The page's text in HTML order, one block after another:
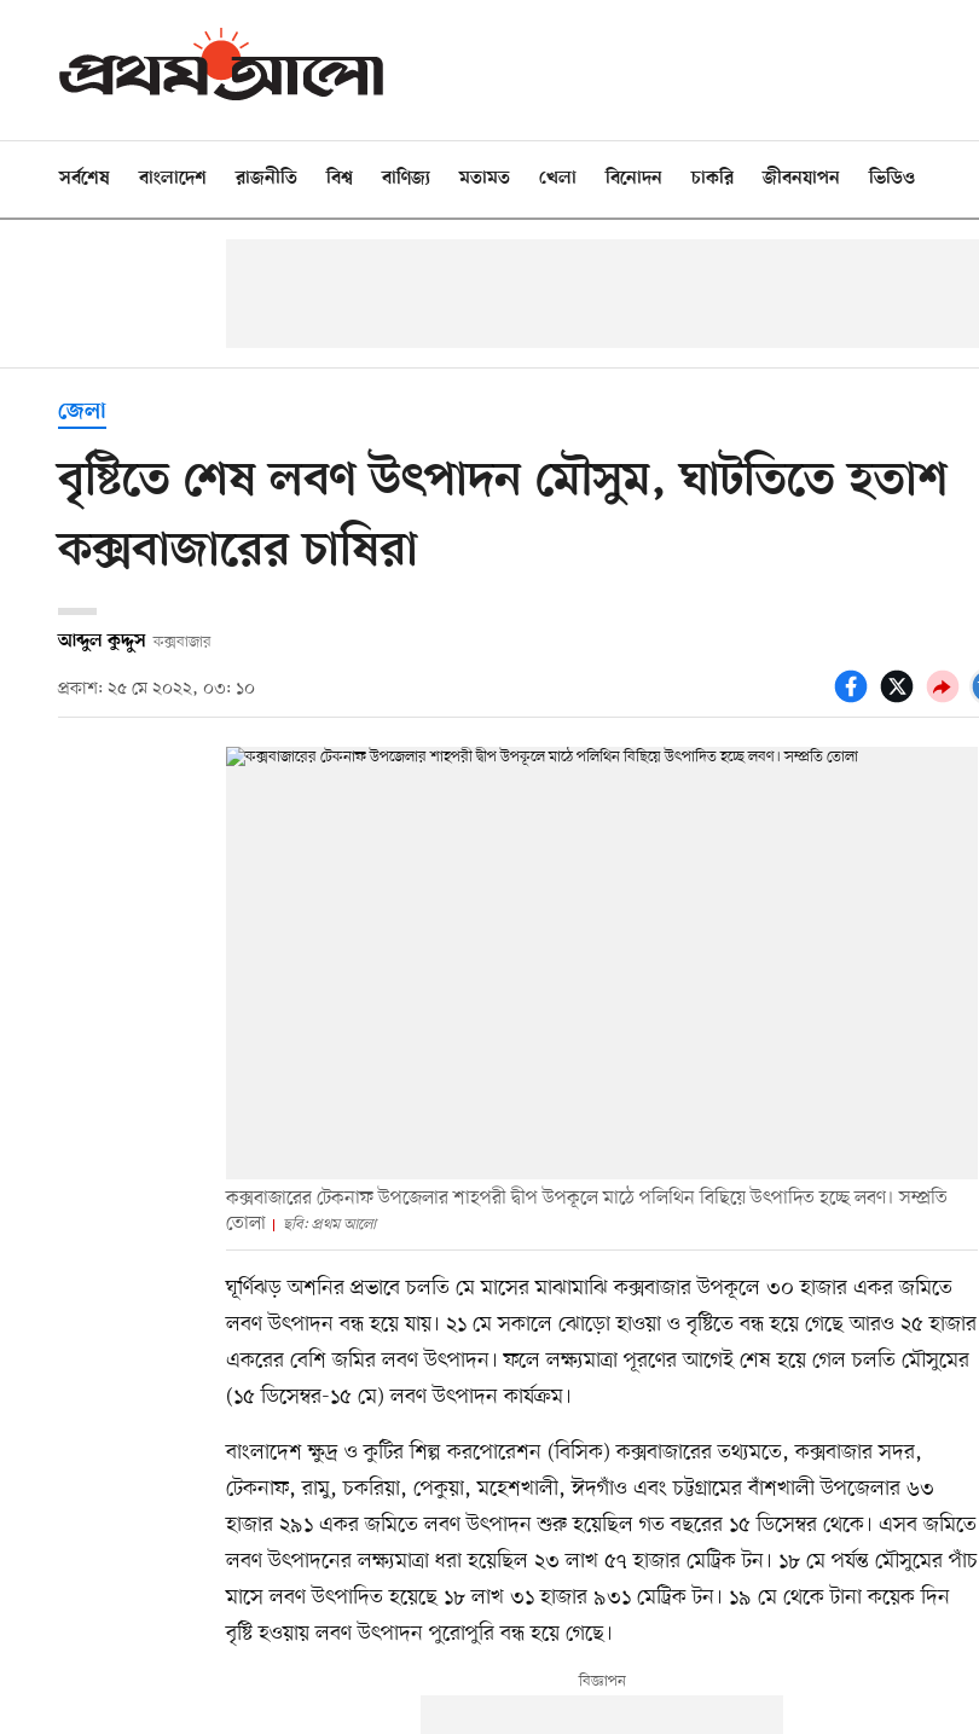
সর্বশেষ বাংলাদেশ রাজনীতি বিশ্ব বাণিজ্য মতামত খেলা বিনোদন চাকরি জীবনযাপন ভিডিও
জেলা
বৃষ্টিতে শেষ লবণ উৎপাদন মৌসুম, ঘাটতিতে হতাশ
কক্সবাজারের চাষিরা
আব্দুল কুদ্দুস কক্সবাজার
প্রকাশ: ২৫ মে ২০২২, ০৩: ১০
কক্সবাজারের টেকনাফ উপজেলার শাহপরী দ্বীপ উপকূলে মাঠে পলিথিন বিছিয়ে উৎপাদিত হচ্ছে লবণ। সম্প্রতি
তোলা
ছবি: প্রথম আলো
ঘূর্ণিঝড় অশনির প্রভাবে চলতি মে মাসের মাঝামাঝি কক্সবাজার উপকূলে ৩০ হাজার একর জমিতে
লবণ উৎপাদন বন্ধ হয়ে যায়। ২১ মে সকালে ঝোড়ো হাওয়া ও বৃষ্টিতে বন্ধ হয়ে গেছে আরও ২৫ হাজার
একরের বেশি জমির লবণ উৎপাদন। ফলে লক্ষ্যমাত্রা পূরণের আগেই শেষ হয়ে গেল চলতি মৌসুমের
(১৫ ডিসেম্বর-১৫ মে) লবণ উৎপাদন কার্যক্রম।
বাংলাদেশ ক্ষুদ্র ও কুটির শিল্প করপোরেশন (বিসিক) কক্সবাজারের তথ্যমতে, কক্সবাজার সদর,
টেকনাফ, রামু, চকরিয়া, পেকুয়া, মহেশখালী, ঈদগাঁও এবং চট্টগ্রামের বাঁশখালী উপজেলার ৬৩
হাজার ২৯১ একর জমিতে লবণ উৎপাদন শুরু হয়েছিল গত বছরের ১৫ ডিসেম্বর থেকে। এসব জমিতে
লবণ উৎপাদনের লক্ষ্যমাত্রা ধরা হয়েছিল ২৩ লাখ ৫৭ হাজার মেট্রিক টন। ১৮ মে পর্যন্ত মৌসুমের পাঁচ
মাসে লবণ উৎপাদিত হয়েছে ১৮ লাখ ৩১ হাজার ৯৩১ মেট্রিক টন। ১৯ মে থেকে টানা কয়েক দিন
বৃষ্টি হওয়ায় লবণ উৎপাদন পুরোপুরি বন্ধ হয়ে গেছে।